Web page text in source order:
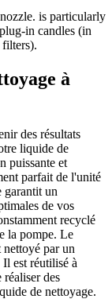
is particularly
in candles (in
à
des résultats
liquide de
puissante et
parfait de l'unité
garantit un
de vos
recyclé
la pompe. Le
nettoyé par un
est réutilisé à
des
de nettoyage.